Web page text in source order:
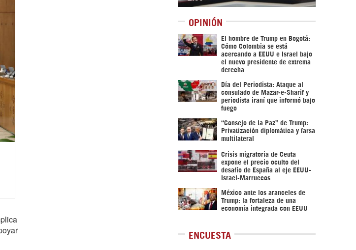
OPINIÓN
El hombre de Trump en Bogotá:
Cómo Colombia se está
acercando a EEUU e Israel bajo
el nuevo presidente de extrema
derecha
Día del Periodista: Ataque al
consulado de Mazar-e-Sharif y
periodista iraní que informó bajo
fuego
“Consejo de la Paz” de Trump:
Privatización diplomática y farsa
multilateral
Crisis migratoria de Ceuta
expone el precio oculto del
desafío de España al eje EEUU-
Israel-Marruecos
México ante los aranceles de
Trump: la fortaleza de una
economía integrada con EEUU
ENCUESTA